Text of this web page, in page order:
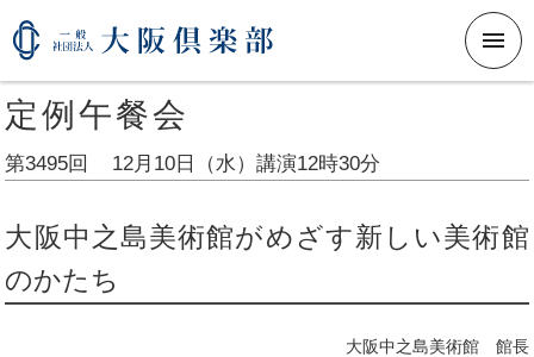
メニ
定例午餐会
第3495回 12月10日（水）講演12時30分
大阪中之島美術館がめざす新しい美術館
のかたち
大阪中之島美術館 館長